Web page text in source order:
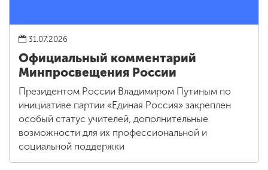
31.07.2026
Официальный комментарий
Минпросвещения России
Президентом России Владимиром Путиным по
инициативе партии «Единая Россия» закреплен
особый статус учителей, дополнительные
возможности для их профессиональной и
социальной поддержки